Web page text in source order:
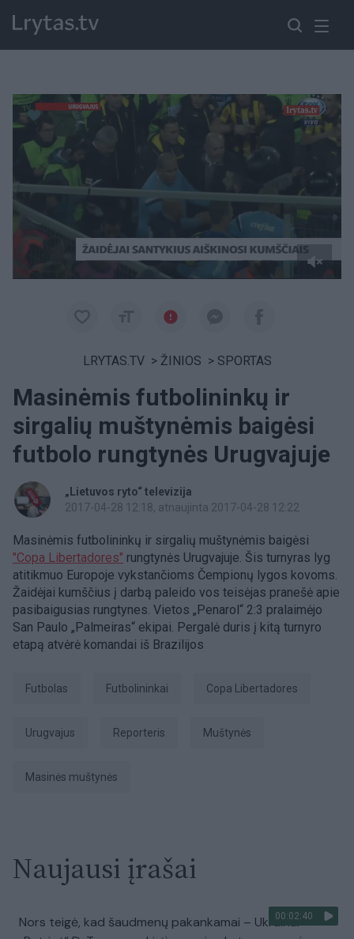
Paremkite Ukrainą
LRYTAS.TV > ŽINIOS > SPORTAS
Masinėmis futbolininkų ir
sirgalių muštynėmis baigėsi
futbolo rungtynės Urugvajuje
„Lietuvos ryto“ televizija
2017-04-28 12:18, atnaujinta 2017-04-28 12:22
Masinėmis futbolininkų ir sirgalių muštynėmis baigėsi
"Copa Libertadores" rungtynės Urugvajuje. Šis turnyras lyg
atitikmuo Europoje vykstančioms Čempionų lygos kovoms.
Žaidėjai kumščius į darbą paleido vos teisėjas pranešė apie
pasibaigusias rungtynes. Vietos „Penarol“ 2:3 pralaimėjo
San Paulo „Palmeiras“ ekipai. Pergalė duris į kitą turnyro
etapą atvėrė komandai iš Brazilijos
Futbolas futbolininkai Copa Libertadores
Urugvajus Reporteris muštynės
masinės muštynės
Naujausi įrašai
00:02:40
Nors teigė, kad šaudmenų pakankamai – Ukrainai